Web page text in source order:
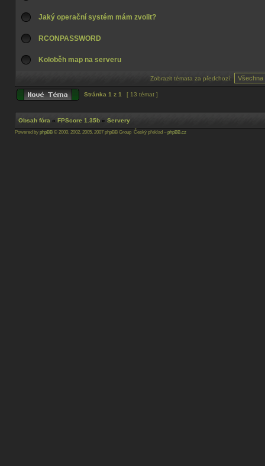
Jaký operační systém mám zvolit?
RCONPASSWORD
Koloběh map na serveru
Zobrazit témata za předchozí:
Stránka 1 z 1 [ 13 témat ]
Obsah fóra » FPScore 1.35b » Servery
Powered by phpBB © 2000, 2002, 2005, 2007 phpBB Group Český překlad –phpBB.cz